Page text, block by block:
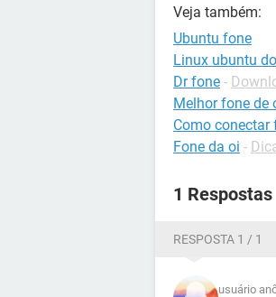
Meu sistema é
Se alguém
desde já
Veja também:
Ubuntu fone
Linux ubuntu
Dr fone -
Melhor fone de
Como conectar
Fone da oi -
1 Respostas
RESPOSTA 1 / 1
usuário